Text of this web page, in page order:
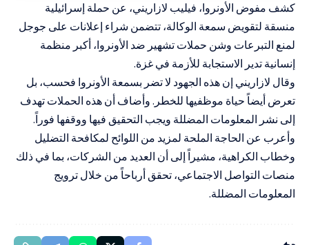
كشف مفوض الأونروا، فيليب لازاريني، عن حملة إسرائيلية
منسقة لتقويض سمعة الوكالة، تتضمن شراء إعلانات على جوجل
لمنع التبرعات وشن حملات تشهير ضد الأونروا، أكبر منظمة
إنسانية تدير الاستجابة للأزمة في غزة.
وقال لازاريني إن هذه الجهود لا تضر بسمعة الأونروا فحسب، بل
تعرض أيضاً حياة موظفيها للخطر. وأضاف أن هذه الحملات تهدف
إلى نشر المعلومات المضللة ويجب التحقيق فيها ووقفها فوراً.
وأعرب عن الحاجة الملحة لمزيد من اللوائح لمكافحة التضليل
وخطاب الكراهية، مشيراً إلى أن العديد من الشركات، بما في ذلك
منصات التواصل الاجتماعي، تحقق أرباحاً من خلال ترويج
المعلومات المضللة.